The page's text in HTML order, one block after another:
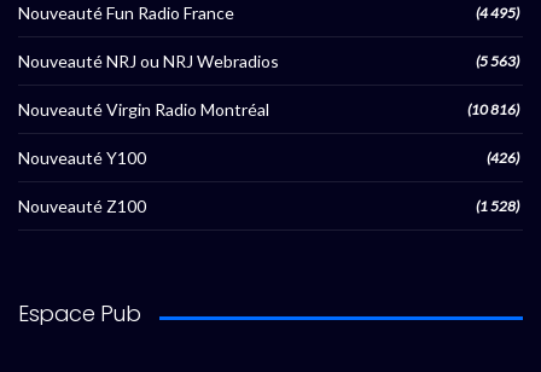
Nouveauté Fun Radio France (4 495)
Nouveauté NRJ ou NRJ Webradios (5 563)
Nouveauté Virgin Radio Montréal (10 816)
Nouveauté Y100 (426)
Nouveauté Z100 (1 528)
Espace Pub